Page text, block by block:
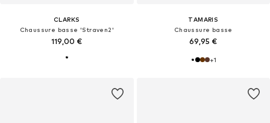
CLARKS
Chaussure basse 'Straven2'
119,00 €
TAMARIS
Chaussure basse
69,95 €
+1